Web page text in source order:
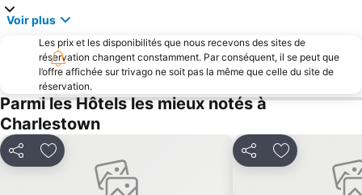
Voir plus
Les prix et les disponibilités que nous recevons des sites de
réservation changent constamment. Par conséquent, il se peut que
l’offre affichée sur trivago ne soit pas la même que celle du site de
réservation.
Parmi les Hôtels les mieux notés à
Charlestown
PartagerAjouter à mes favoris PartagerAjouter à